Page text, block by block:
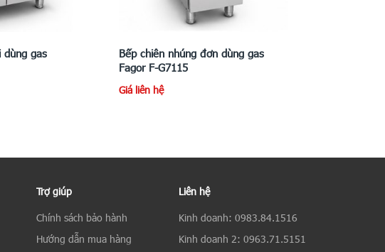
dùng gas
Bếp chiên nhúng đơn dùng gas
Fagor F-G7115
Giá liên hệ
Trợ giúp
Chính sách bảo hành
Hướng dẫn mua hàng
Liên hệ
Kinh doanh: 0983.84.1516
Kinh doanh 2: 0963.71.5151